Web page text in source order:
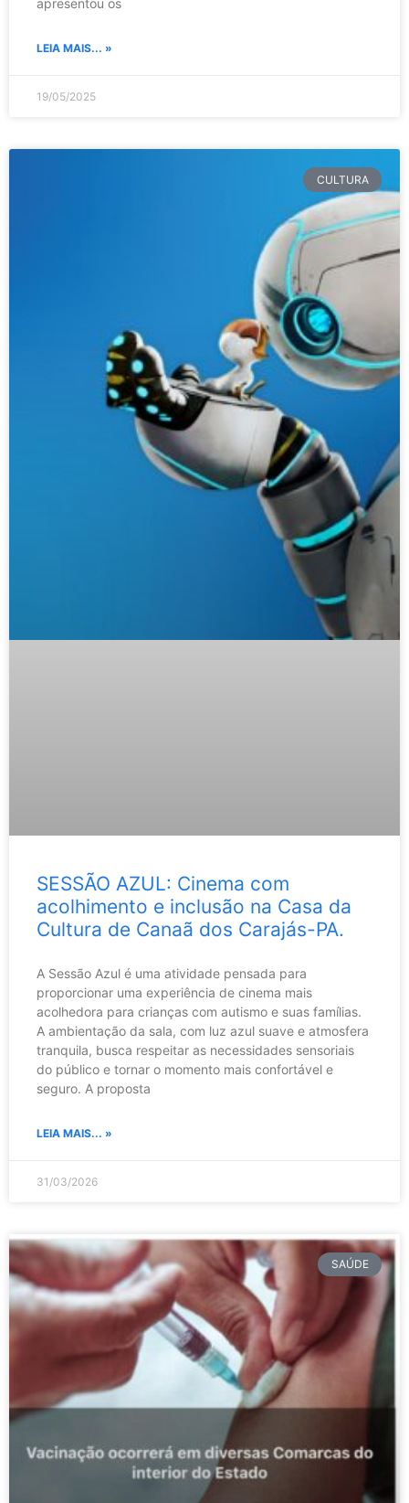
apresentou os
LEIA MAIS... »
19/05/2025
CULTURA
SESSÃO AZUL: Cinema com
acolhimento e inclusão na Casa da
Cultura de Canaã dos Carajás-PA.
A Sessão Azul é uma atividade pensada para
proporcionar uma experiência de cinema mais
acolhedora para crianças com autismo e suas famílias.
A ambientação da sala, com luz azul suave e atmosfera
tranquila, busca respeitar as necessidades sensoriais
do público e tornar o momento mais confortável e
seguro. A proposta
LEIA MAIS... »
31/03/2026
SAÚDE